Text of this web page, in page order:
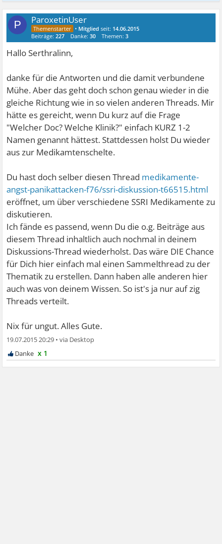
P ParoxetinUser
• Mitglied seit: 14.06.2015
Beiträge:227 Danke:30 Themen:3
Hallo Serthralinn,
danke für die Antworten und die damit verbundene
Mühe. Aber das geht doch schon genau wieder in die
gleiche Richtung wie in so vielen anderen Threads. Mir
hätte es gereicht, wenn Du kurz auf die Frage
"Welcher Doc? Welche Klinik?" einfach KURZ 1-2
Namen genannt hättest. Stattdessen holst Du wieder
aus zur Medikamtenschelte.
Du hast doch selber diesen Thread medikamente-
angst-panikattacken-f76/ssri-diskussion-t66515.html
eröffnet, um über verschiedene SSRI Medikamente zu
diskutieren.
Ich fände es passend, wenn Du die o.g. Beiträge aus
diesem Thread inhaltlich auch nochmal in deinem
Diskussions-Thread wiederholst. Das wäre DIE Chance
für Dich hier einfach mal einen Sammelthread zu der
Thematik zu erstellen. Dann haben alle anderen hier
auch was von deinem Wissen. So ist's ja nur auf zig
Threads verteilt.
Nix für ungut. Alles Gute.
19.07.2015 20:29 •
x 1